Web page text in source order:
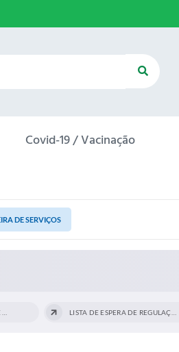
Covid-19 / Vacinação
DE SERVIÇOS